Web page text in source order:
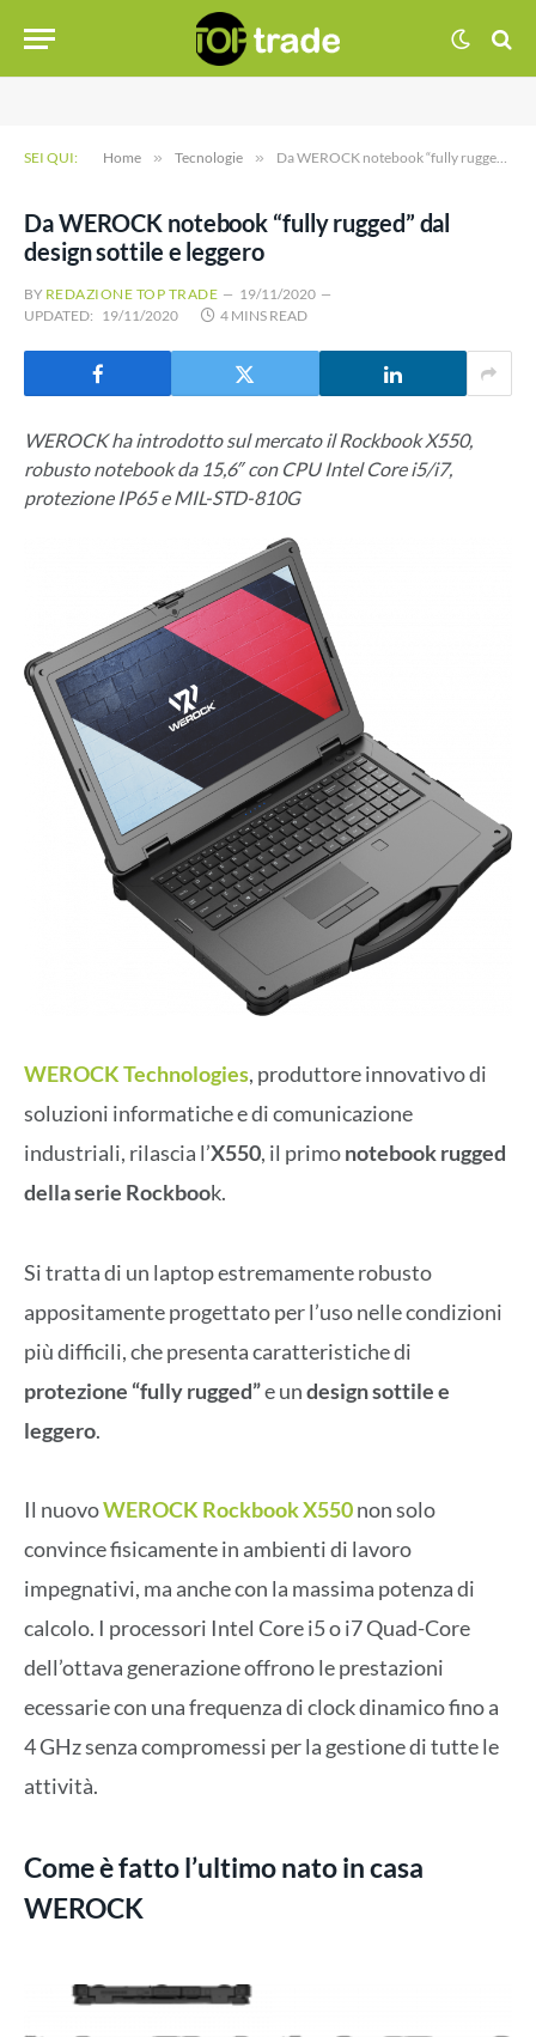
SEI QUI: Home » Tecnologie » Da WEROCK notebook “fully rugged” dal design sottile e leggero
Da WEROCK notebook “fully rugged” dal
design sottile e leggero
BY REDAZIONE TOP TRADE
19/11/2020
UPDATED: 19/11/2020 4 MINS READ
WEROCK ha introdotto sul mercato il Rockbook X550,
robusto notebook da 15,6″ con CPU Intel Core i5/i7,
protezione IP65 e MIL-STD-810G
WEROCK Technologies, produttore innovativo di
soluzioni informatiche e di comunicazione
industriali, rilascia l’X550, il primonotebook rugged
della serie Rockbook.
Si tratta di un laptop estremamente robusto
appositamente progettato per l’uso nelle condizioni
più difficili, che presenta caratteristiche di
protezione “fully rugged”e undesign sottile e
leggero.
Il nuovoWEROCK Rockbook X550non solo
convince fisicamente in ambienti di lavoro
impegnativi, ma anche con la massima potenza di
calcolo. I processori Intel Core i5 o i7 Quad-Core
dell’ottava generazione offrono le prestazioni
ecessarie con una frequenza di clock dinamico fino a
4 GHz senza compromessi per la gestione di tutte le
attività.
Come è fatto l’ultimo nato in casa
WEROCK